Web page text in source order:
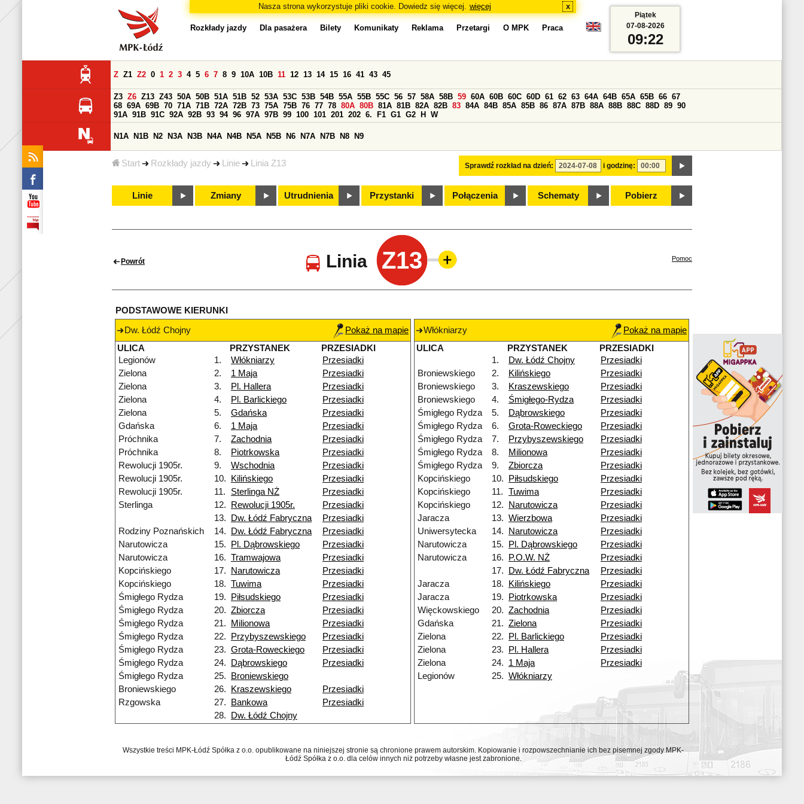
Nasza strona wykorzystuje pliki cookie. Dowiedz się więcej. więcej x
Start Rozkłady jazdy Linie Linia Z13
Rozkłady jazdy Dla pasażera Bilety Komunikaty Reklama Przetargi O MPK Praca
Sprawdź rozkład na dzień: i godzinę:
Z Z1 Z2 0 1 2 3 4 5 6 7 8 9 10A 10B 11 12 13 14 15 16 41 43 45
Z3 Z6 Z13 Z43 50A 50B 51A 51B 52 53A 53C 53B 54B 55A 55B 55C 56 57 58A 58B 59 60A 60B 60C 60D 61 62 63 64A 64B 65A 65B 66 67
68 69A 69B 70 71A 71B 72A 72B 73 75A 75B 76 77 78 80A 80B 81A 81B 82A 82B 83 84A 84B 85A 85B 86 87A 87B 88A 88B 88C 88D 89 90
91A 91B 91C 92A 92B 93 94 96 97A 97B 99 100 101 201 202 6. F1 G1 G2 H W
N1A N1B N2 N3A N3B N4A N4B N5A N5B N6 N7A N7B N8 N9
Linie Zmiany Utrudnienia Przystanki Połączenia Schematy Pobierz
Piątek
07-08-2026
09:22
Powrót Linia Z13 Pomoc
PODSTAWOWE KIERUNKI
Dw. Łódź Chojny
Pokaż na mapie
ULICA
PRZYSTANEK
PRZESIADKI
Legionów
1. Włókniarzy
Przesiadki
Zielona
2. 1 Maja
Przesiadki
Zielona
3. Pl. Hallera
Przesiadki
Zielona
4. Pl. Barlickiego
Przesiadki
Zielona
5. Gdańska
Przesiadki
Gdańska
6. 1 Maja
Przesiadki
Próchnika
7. Zachodnia
Przesiadki
Próchnika
8. Piotrkowska
Przesiadki
Rewolucji 1905r.
9. Wschodnia
Przesiadki
Rewolucji 1905r.
10. Kilińskiego
Przesiadki
Rewolucji 1905r.
11. Sterlinga NŻ
Przesiadki
Sterlinga
12. Rewolucji 1905r.
Przesiadki
13.
Dw. Łódź Fabryczna
Przesiadki
Rodziny Poznańskich
14. Dw. Łódź Fabryczna
Przesiadki
Narutowicza
15. Pl. Dąbrowskiego
Przesiadki
Narutowicza
16. Tramwajowa
Przesiadki
Kopcińskiego
17. Narutowicza
Przesiadki
Kopcińskiego
18. Tuwima
Przesiadki
Śmigłego Rydza
19. Piłsudskiego
Przesiadki
Śmigłego Rydza
20. Zbiorcza
Przesiadki
Śmigłego Rydza
21. Milionowa
Przesiadki
Śmigłego Rydza
22. Przybyszewskiego
Przesiadki
Śmigłego Rydza
23. Grota-Roweckiego
Przesiadki
Śmigłego Rydza
24. Dąbrowskiego
Przesiadki
Śmigłego Rydza
25.
Broniewskiego
Broniewskiego
26. Kraszewskiego
Przesiadki
Rzgowska
27. Bankowa
Przesiadki
28.
Dw. Łódź Chojny
Włókniarzy
Pokaż na mapie
ULICA
PRZYSTANEK
PRZESIADKI
1.
Dw. Łódź Chojny
Przesiadki
Broniewskiego
2. Kilińskiego
Przesiadki
Broniewskiego
3. Kraszewskiego
Przesiadki
Broniewskiego
4. Śmigłego-Rydza
Przesiadki
Śmigłego Rydza
5. Dąbrowskiego
Przesiadki
Śmigłego Rydza
6. Grota-Roweckiego
Przesiadki
Śmigłego Rydza
7. Przybyszewskiego
Przesiadki
Śmigłego Rydza
8. Milionowa
Przesiadki
Śmigłego Rydza
9. Zbiorcza
Przesiadki
Kopcińskiego
10. Piłsudskiego
Przesiadki
Kopcińskiego
11. Tuwima
Przesiadki
Kopcińskiego
12. Narutowicza
Przesiadki
Jaracza
13. Wierzbowa
Przesiadki
Uniwersytecka
14. Narutowicza
Przesiadki
Narutowicza
15. Pl. Dąbrowskiego
Przesiadki
Narutowicza
16. P.O.W. NŻ
Przesiadki
17.
Dw. Łódź Fabryczna
Przesiadki
Jaracza
18. Kilińskiego
Przesiadki
Jaracza
19. Piotrkowska
Przesiadki
Więckowskiego
20. Zachodnia
Przesiadki
Gdańska
21. Zielona
Przesiadki
Zielona
22. Pl. Barlickiego
Przesiadki
Zielona
23. Pl. Hallera
Przesiadki
Zielona
24. 1 Maja
Przesiadki
Legionów
25. Włókniarzy
Wszystkie treści MPK-Łódź Spółka z o.o. opublikowane na niniejszej stronie są chronione prawem autorskim. Kopiowanie i rozpowszechnianie ich bez pisemnej zgody MPK-
Łódź Spółka z o.o. dla celów innych niż potrzeby własne jest zabronione.